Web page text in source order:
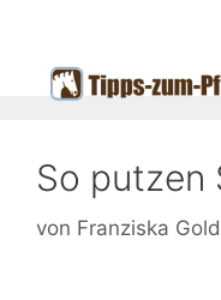
springen
So putzen
von Franziska